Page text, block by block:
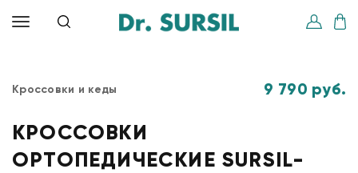
Кроссовки и кеды 9 790 руб.
КРОССОВКИ
ОРТОПЕДИЧЕСКИЕ SURSIL-